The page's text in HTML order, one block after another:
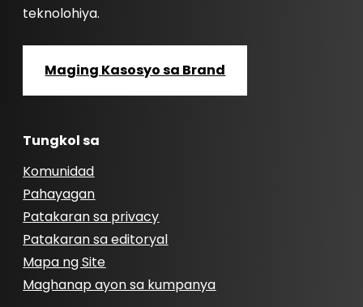
teknolohiya.
Maging Kasosyo sa Brand
Tungkol sa
Komunidad
Pahayagan
Patakaran sa privacy
Patakaran sa editoryal
Mapa ng Site
Maghanap ayon sa kumpanya